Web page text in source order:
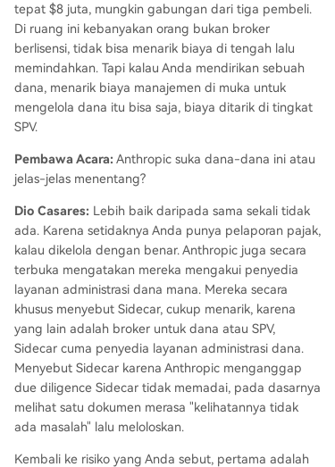
tepat $8 juta, mungkin gabungan dari tiga pembeli.
Di ruang ini kebanyakan orang bukan broker
berlisensi, tidak bisa menarik biaya di tengah lalu
memindahkan. Tapi kalau Anda mendirikan sebuah
dana, menarik biaya manajemen di muka untuk
mengelola dana itu bisa saja, biaya ditarik di tingkat
SPV.
Pembawa Acara: Anthropic suka dana-dana ini atau
jelas-jelas menentang?
Dio Casares: Lebih baik daripada sama sekali tidak
ada. Karena setidaknya Anda punya pelaporan pajak,
kalau dikelola dengan benar. Anthropic juga secara
terbuka mengatakan mereka mengakui penyedia
layanan administrasi dana mana. Mereka secara
khusus menyebut Sidecar, cukup menarik, karena
yang lain adalah broker untuk dana atau SPV,
Sidecar cuma penyedia layanan administrasi dana.
Menyebut Sidecar karena Anthropic menganggap
due diligence Sidecar tidak memadai, pada dasarnya
melihat satu dokumen merasa "kelihatannya tidak
ada masalah" lalu meloloskan.
Kembali ke risiko yang Anda sebut, pertama adalah